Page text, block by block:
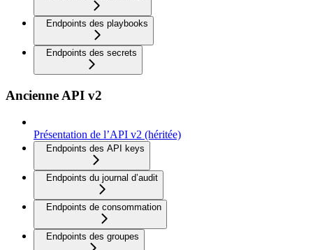
Endpoints des playbooks
Endpoints des secrets
Ancienne API v2
Présentation de l’API v2 (héritée)
Endpoints des API keys
Endpoints du journal d’audit
Endpoints de consommation
Endpoints des groupes